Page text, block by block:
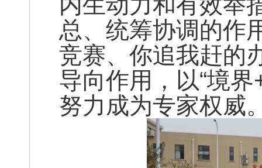
总、统筹协调的作
竞赛、你追我赶的
导向作用，以“境
努力成为专家权威